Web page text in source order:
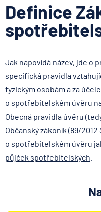
Definice
Jak napovídá název, jde o
specifická pravidla
fyzickým osobám a za
o spotřebitelském úvěru
Obecná pravidla úvěru
Občanský zákoník (89/
o spotřebitelském úvěru
půjček spotřebitelských